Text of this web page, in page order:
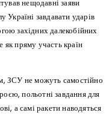
нещодавні заяви
завдавати ударів
західних далекобійних
як пряму участь країн
ЗСУ не можуть самостійно
польотні завдання для
а самі ракети наводяться